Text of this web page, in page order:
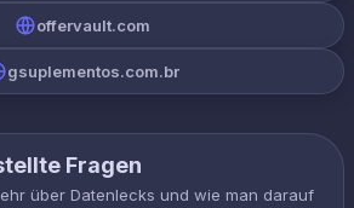
offervault.com
gsuplementos.com.br
Fragen
über Datenlecks und wie man darauf